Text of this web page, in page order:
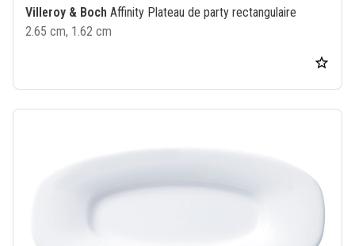
Villeroy & Boch Affinity Plateau de party rectangulaire
2.65 cm, 1.62 cm